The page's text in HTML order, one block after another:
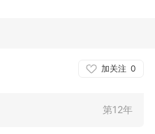
加关注 0
第12年